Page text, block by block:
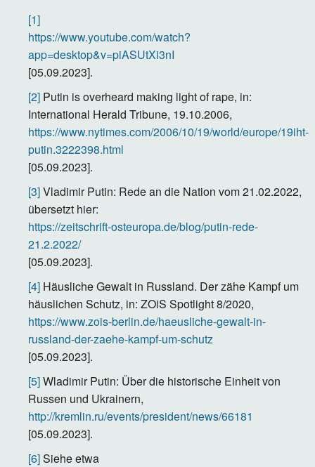
[1]
https://www.youtube.com/watch?
app=desktop&v=piASUtXi3nI
[05.09.2023].
[2] Putin is overheard making light of rape, in:
International Herald Tribune, 19.10.2006,
https://www.nytimes.com/2006/10/19/world/europe/19iht-
putin.3222398.html
[05.09.2023].
[3]Vladimir Putin: Rede an die Nation vom 21.02.2022,
übersetzt hier:
https://zeitschrift-osteuropa.de/blog/putin-rede-
21.2.2022/
[05.09.2023].
[4] Häusliche Gewalt in Russland. Der zähe Kampf um
häuslichen Schutz, in: ZOiS Spotlight 8/2020,
https://www.zois-berlin.de/haeusliche-gewalt-in-
russland-der-zaehe-kampf-um-schutz
[05.09.2023].
[5]Wladimir Putin: Über die historische Einheit von
Russen und Ukrainern,
http://kremlin.ru/events/president/news/66181
[05.09.2023].
[6]Siehe etwa